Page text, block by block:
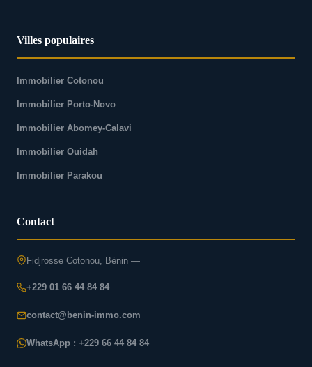
Villes populaires
Immobilier Cotonou
Immobilier Porto-Novo
Immobilier Abomey-Calavi
Immobilier Ouidah
Immobilier Parakou
Contact
Fidjrosse Cotonou, Bénin —
+229 01 66 44 84 84
contact@benin-immo.com
WhatsApp : +229 66 44 84 84